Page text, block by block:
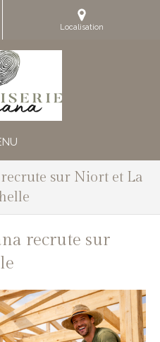
Localisation
sur Niort et La
recrute sur